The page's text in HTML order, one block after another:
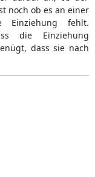
noch ob es an einer
Einziehung fehlt.
die Einziehung
dass sie nach